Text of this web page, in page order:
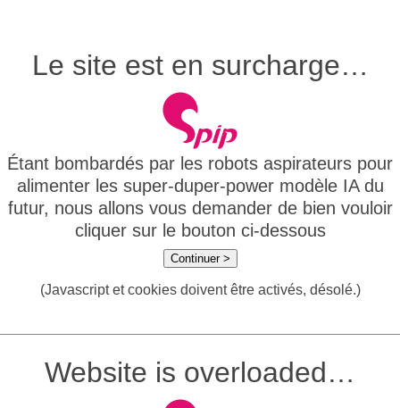
Le site est en surcharge…
Étant bombardés par les robots aspirateurs pour
alimenter les super-duper-power modèle IA du
futur, nous allons vous demander de bien vouloir
cliquer sur le bouton ci-dessous
Continuer >
(Javascript et cookies doivent être activés, désolé.)
Website is overloaded…